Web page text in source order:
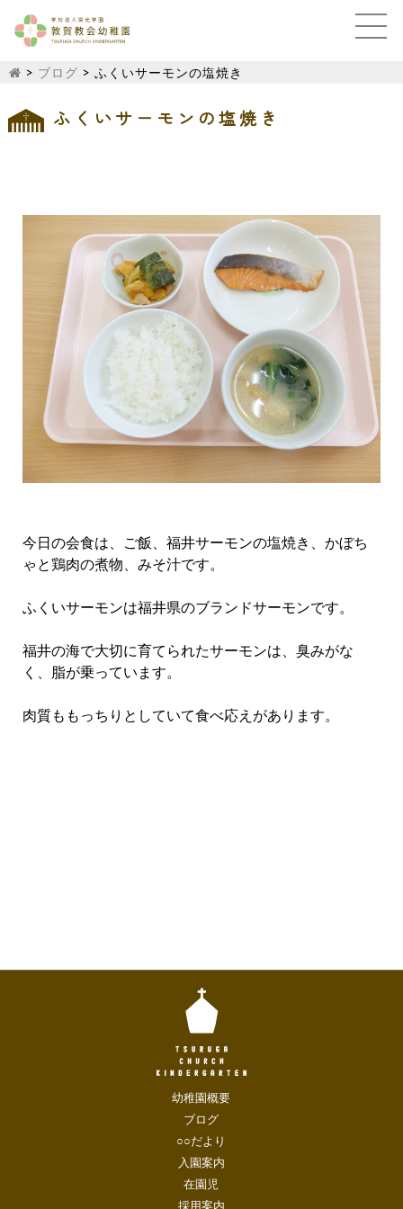
> ブログ > ふくいサーモンの塩焼き
ふくいサーモンの塩焼き
今日の会食は、ご飯、福井サーモンの塩焼き、かぼち
ゃと鶏肉の煮物、みそ汁です。
ふくいサーモンは福井県のブランドサーモンです。
福井の海で大切に育てられたサーモンは、臭みがな
く、脂が乗っています。
肉質ももっちりとしていて食べ応えがあります。
幼稚園概要
ブログ
○○だより
入園案内
在園児
採用案内